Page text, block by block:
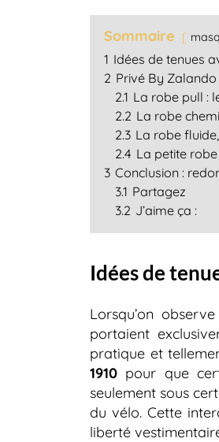
Sommaire
1 Idées de tenues
2 Privé By
2.1 La robe pull :
2.2 La robe
2.3 La robe
2.4 La petite
3 Conclusion :
3.1 Partagez
3.2 J’aime ça :
Idées de
Lorsqu’on
portaient
pratique et
1910 pour que
seulement sous
du vélo. Cette
liberté